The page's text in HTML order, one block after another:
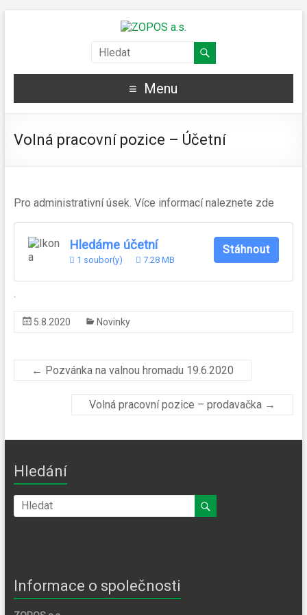
Menu
Volná pracovní pozice – Účetní
Pro administrativní úsek. Více informací naleznete zde
Hledáme účetní
1 soubor(y) 7.28 MB
Stáhnout
5.8.2020 Novinky
← Pozvánka na valnou hromadu 19.6.2020
Volná pracovní pozice – prodavačka →
Hledání
Informace o společnosti